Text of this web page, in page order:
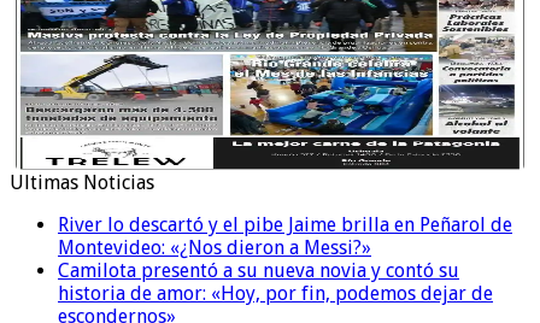
Ultimas Noticias
River lo descartó y el pibe Jaime brilla en Peñarol de
Montevideo: «¿Nos dieron a Messi?»
Camilota presentó a su nueva novia y contó su
historia de amor: «Hoy, por fin, podemos dejar de
escondernos»